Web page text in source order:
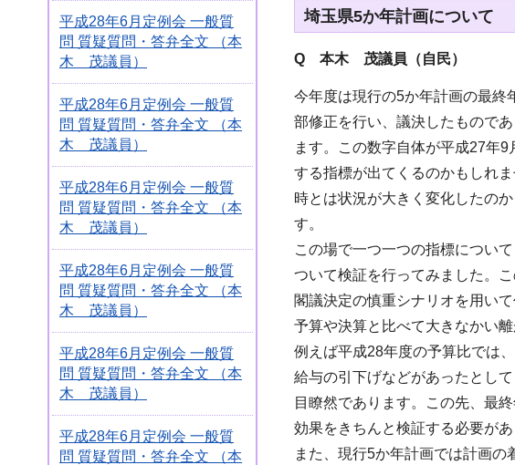
平成28年6月定例会 一般質
問 質疑質問・答弁全文 （本
木 茂議員）
平成28年6月定例会 一般質
問 質疑質問・答弁全文 （本
木 茂議員）
平成28年6月定例会 一般質
問 質疑質問・答弁全文 （本
木 茂議員）
平成28年6月定例会 一般質
問 質疑質問・答弁全文 （本
木 茂議員）
平成28年6月定例会 一般質
問 質疑質問・答弁全文 （本
木 茂議員）
平成28年6月定例会 一般質
問 質疑質問・答弁全文 （本
埼玉県5か年計画について
Q 本木 茂議員（自民）
今年度は現行の5か年計画の最終
部修正を行い、議決したもので
ます。この数字自体が平成27年
する指標が出てくるのかもしれ
時とは状況が大きく変化したの
す。
この場で一つ一つの指標につい
ついて検証を行ってみました。
閣議決定の慎重シナリオを用い
予算や決算と比べて大きなかい離
例えば平成28年度の予算比では
給与の引下げなどがあったとし
目瞭然であります。この先、最
効果をきちんと検証する必要が
また、現行5か年計画では計画